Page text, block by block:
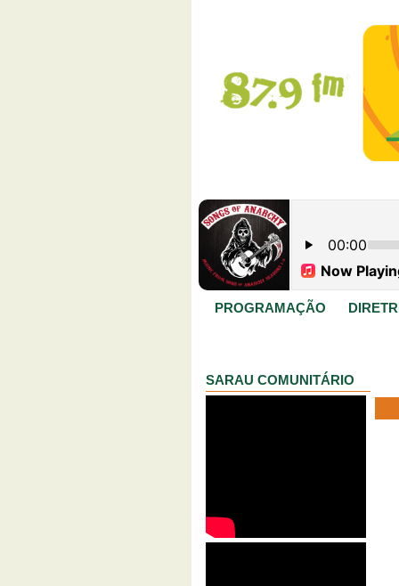
PROGRAMAÇÃO
SARAU COMUNITÁRIO